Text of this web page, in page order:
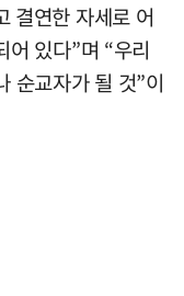
결연한 자세로 어
어 있다”며 “우리
순교자가 될 것”이